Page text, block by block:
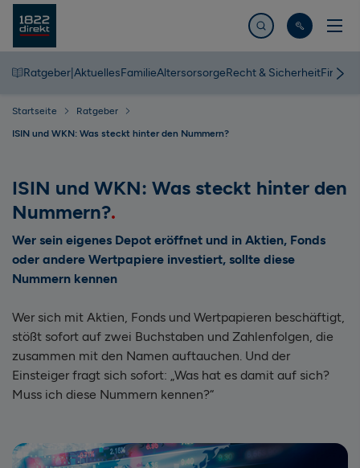
Jetzt suchen
Ratgeber AktuellesFamilieAltersorsorgeRecht & Sicherheit
Startseite
Ratgeber
ISIN und WKN: Was steckt hinter den Nummern?
ISIN und WKN: Was steckt hinter den
Nummern?
Wer sein eigenes Depot eröffnet und in Aktien, Fonds
oder andere Wertpapiere investiert, sollte diese
Nummern kennen
Wer sich mit Aktien, Fonds und Wertpapieren beschäftigt,
stößt sofort auf zwei Buchstaben und Zahlenfolgen, die
zusammen mit den Namen auftauchen. Und der
Einsteiger fragt sich sofort: „Was hat es damit auf sich?
Muss ich diese Nummern kennen?“